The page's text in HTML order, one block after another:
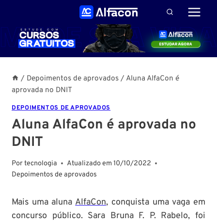
Conteúdo
/ Depoimentos de aprovados / Aluna AlfaCon é
aprovada no DNIT
DEPOIMENTOS DE APROVADOS
Aluna AlfaCon é aprovada no
DNIT
Portecnologia Atualizado em 10/10/2022
Depoimentos de aprovados
Mais uma alunaAlfaCon, conquista uma vaga em
concurso público. Sara Bruna F. P. Rabelo, foi